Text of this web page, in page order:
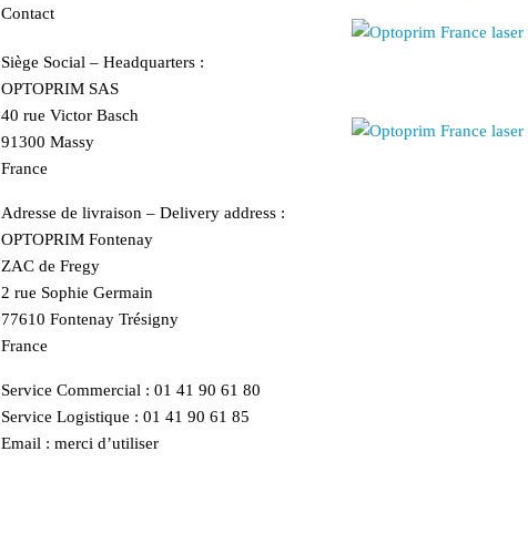
Contact
Siège Social – Headquarters :
OPTOPRIM SAS
40 rue Victor Basch
91300 Massy
France
Adresse de livraison – Delivery address :
OPTOPRIM Fontenay
ZAC de Fregy
2 rue Sophie Germain
77610 Fontenay Trésigny
France
Service Commercial : 01 41 90 61 80
Service Logistique : 01 41 90 61 85
Email : merci d’utiliser